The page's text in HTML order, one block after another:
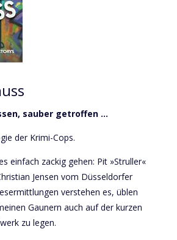
sauber getroffen …
der Krimi-Cops.
einfach zackig gehen: Pit »Struller«
Jensen vom Düsseldorfer
verstehen es, üblen
Gaunern auch auf der kurzen
zu legen.